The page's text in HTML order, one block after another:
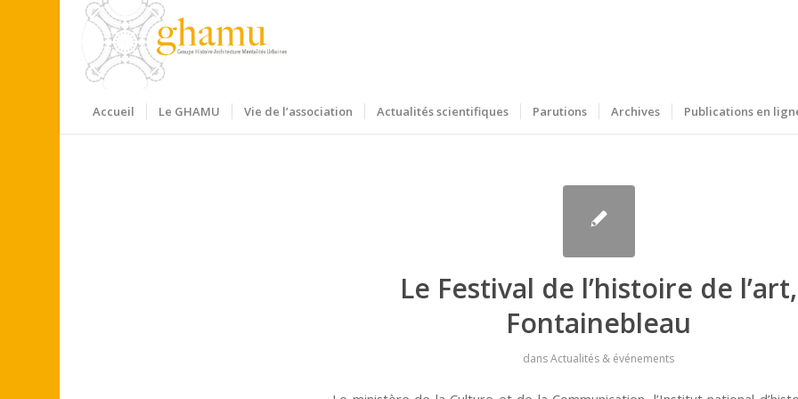
Accueil Le GHAMU Vie de l’association Actualités scientifiques Parutions Archives Publications en
Le Festival de l’histoire de l’art,
Fontainebleau
dansActualités & événements